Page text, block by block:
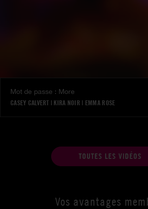
Mot de passe : More
CASEY CALVERT | KIRA NOIR | EMMA ROSE
TOUTES LES VIDÉOS
Vos avantages